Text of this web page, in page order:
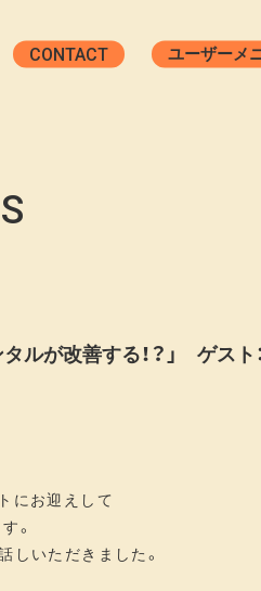
CONTACT ユーザーメ
ルが改善する！？」 ゲスト
にお迎えして
。
しいただきました。